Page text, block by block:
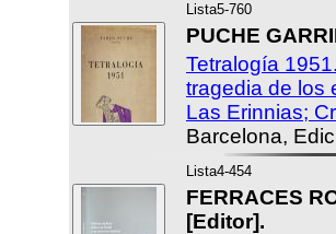
Lista5-760
PUCHE
Tetralogía
tragedia de los
Las Erinnias;
Barcelona,
Lista4-454
FERRACES
[Editor].